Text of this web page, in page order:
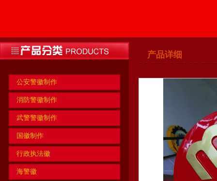
公安警徽制作
消防警徽制作
武警警徽制作
国徽制作
行政执法徽
海警徽
产品详细